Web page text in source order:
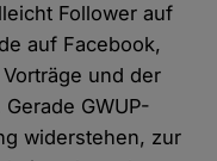
Follower auf
auf Facebook,
und der
GWUP-
widerstehen, zur